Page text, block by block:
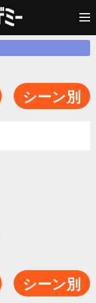
シーン別
シーン別